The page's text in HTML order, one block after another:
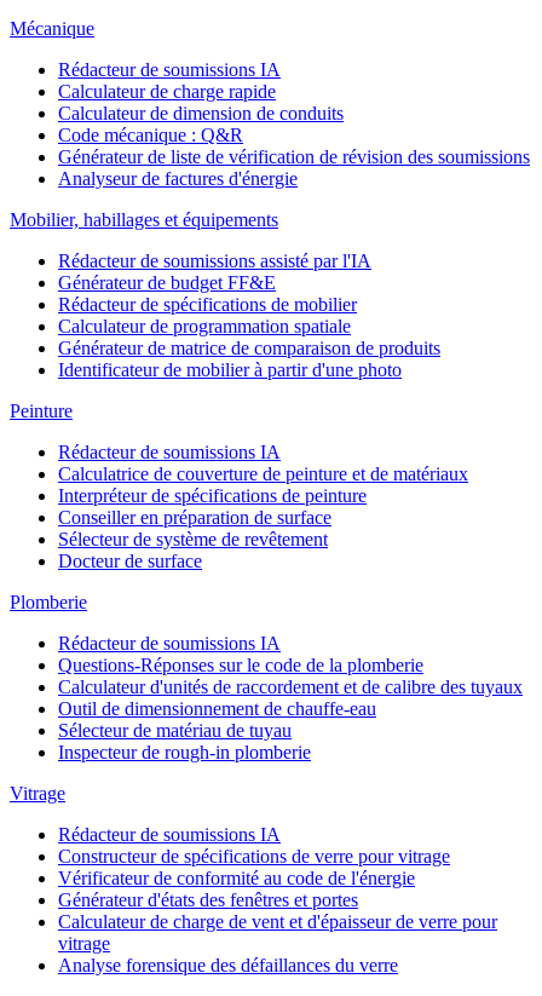
Mécanique
Rédacteur de soumissions IA
Calculateur de charge rapide
Calculateur de dimension de conduits
Code mécanique : Q&R
Générateur de liste de vérification de révision des soumissions
Analyseur de factures d'énergie
Mobilier, habillages et équipements
Rédacteur de soumissions assisté par l'IA
Générateur de budget FF&E
Rédacteur de spécifications de mobilier
Calculateur de programmation spatiale
Générateur de matrice de comparaison de produits
Identificateur de mobilier à partir d'une photo
Peinture
Rédacteur de soumissions IA
Calculatrice de couverture de peinture et de matériaux
Interpréteur de spécifications de peinture
Conseiller en préparation de surface
Sélecteur de système de revêtement
Docteur de surface
Plomberie
Rédacteur de soumissions IA
Questions-Réponses sur le code de la plomberie
Calculateur d'unités de raccordement et de calibre des tuyaux
Outil de dimensionnement de chauffe-eau
Sélecteur de matériau de tuyau
Inspecteur de rough-in plomberie
Vitrage
Rédacteur de soumissions IA
Constructeur de spécifications de verre pour vitrage
Vérificateur de conformité au code de l'énergie
Générateur d'états des fenêtres et portes
Calculateur de charge de vent et d'épaisseur de verre pour
vitrage
Analyse forensique des défaillances du verre